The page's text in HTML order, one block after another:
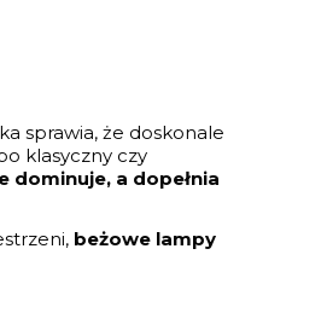
sprawia, że doskonale
klasyczny czy
dominuje, a dopełnia
beżowe lampy